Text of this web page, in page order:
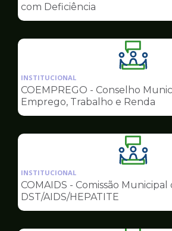
com Deficiência
Ilustração
da
pagina
de
INSTITUCIONAL
COEMPREGO - Conselho
Emprego, Trabalho e Renda
Ilustração
da
pagina
INSTITUCIONAL
COMAIDS - Comissão Municipal
DST/AIDS/HEPATITE